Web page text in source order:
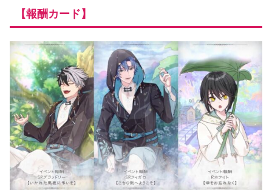
【報酬カード】